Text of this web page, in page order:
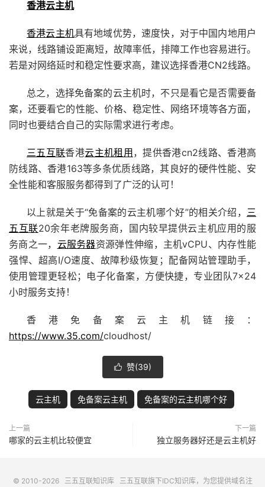
香港云主机
香港云主机具有地域优势，速度快，对于中国内地用户
来说，线路铺设距离短，故障率低，排障工作也容易进行。
若是对网络延时和稳定性要求高，建议选择香港CN2线路。
总之，选择免备案的云主机时，不只是看它是否需要备
案，还要看它的性能、价格、稳定性、网络环境等各方面，
同时也要结合自己的实际需求进行考虑。
三五互联香港云主机租用 ，提供香港cn2线路、香港高
防线路、香港163等多条优质线路，其良好的硬件性能、安
全性能和客服服务都得到了广泛的认可！
以上就是关于“免备案的云主机哪个好”的相关介绍， 三
五互联20余年老牌服务商，国内较早提供云主机应用的服
务商之一， 云服务器资源弹性伸缩，主机vCPU、内存性能
强悍、超高I/O速度、故障秒级恢复；配备网站管理助手，
使用管理更轻松；电子化备案，方便快捷，专业团队7×24
小时服务支持！
香港免备案云主机链接：
https://www.35.com/cloudhost/
 赞(39)
云主机 免备案云主机 免备案的云主机哪个好
上一篇
哪家的云主机比较便宜
下一篇
独立服务器好还是云主机好
© 2010-2026 三五互联知识库 三五互联旗下IDC知识库，为您提供域名注